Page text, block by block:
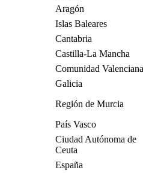
Aragón
Islas Baleares
Cantabria
Castilla-La Mancha
Comunidad Valenciana
Galicia
Región de Murcia
País Vasco
Ciudad Autónoma de
Ceuta
España